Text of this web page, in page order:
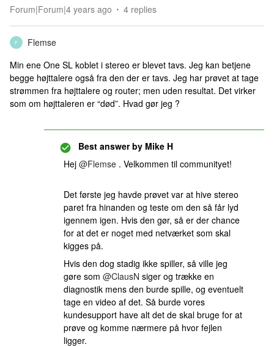
Forum|Forum|4 years ago 4 replies
F
Flemse
Min ene One SL koblet i stereo er blevet tavs. Jeg kan betjene
begge højttalere også fra den der er tavs. Jeg har prøvet at tage
strømmen fra højttalere og router; men uden resultat. Det virker
som om højttaleren er “død”. Hvad gør jeg ?
Best answer by Mike H
Hej @Flemse . Velkommen til communityet!
Det første jeg havde prøvet var at hive stereo
paret fra hinanden og teste om den så får lyd
igennem igen. Hvis den gør, så er der chance
for at det er noget med netværket som skal
kigges på.
Hvis den dog stadig ikke spiller, så ville jeg
gøre som @ClausN siger og trække en
diagnostik mens den burde spille, og eventuelt
tage en video af det. Så burde vores
kundesupport have alt det de skal bruge for at
prøve og komme nærmere på hvor fejlen
ligger.